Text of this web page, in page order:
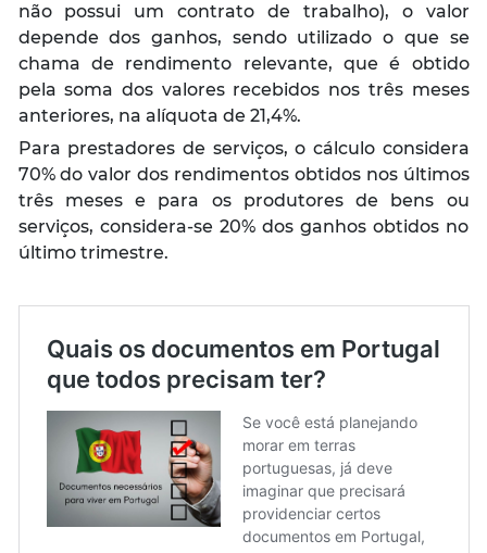
não possui um contrato de trabalho), o valor
depende dos ganhos, sendo utilizado o que se
chama de rendimento relevante, que é obtido
pela soma dos valores recebidos nos três meses
anteriores, na alíquota de 21,4%.
Para prestadores de serviços, o cálculo considera
70% do valor dos rendimentos obtidos nos últimos
três meses e para os produtores de bens ou
serviços, considera-se 20% dos ganhos obtidos no
último trimestre.